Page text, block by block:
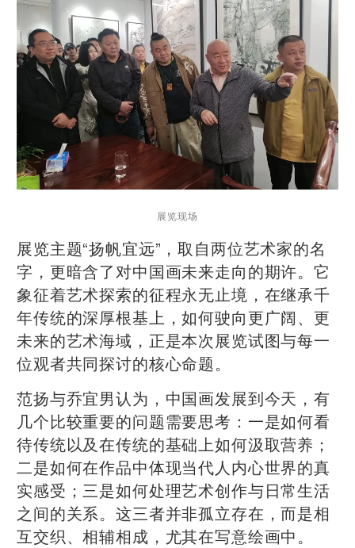
展览现场
展览主题“扬帆宜远”，取自两位艺术家的名
字，更暗含了对中国画未来走向的期许。它
象征着艺术探索的征程永无止境，在继承千
年传统的深厚根基上，如何驶向更广阔、更
未来的艺术海域，正是本次展览试图与每一
位观者共同探讨的核心命题。
范扬与乔宜男认为，中国画发展到今天，有
几个比较重要的问题需要思考：一是如何看
待传统以及在传统的基础上如何汲取营养；
二是如何在作品中体现当代人内心世界的真
实感受；三是如何处理艺术创作与日常生活
之间的关系。这三者并非孤立存在，而是相
互交织、相辅相成，尤其在写意绘画中。